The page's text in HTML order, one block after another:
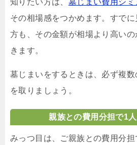
その相場感をつかめます。すで
方も、その金額が相場より高い
きます。
墓じまいをするときは、必ず複数
を取りましょう。
親族との費用分担で1
みっつ目は、ご親族との費用分担